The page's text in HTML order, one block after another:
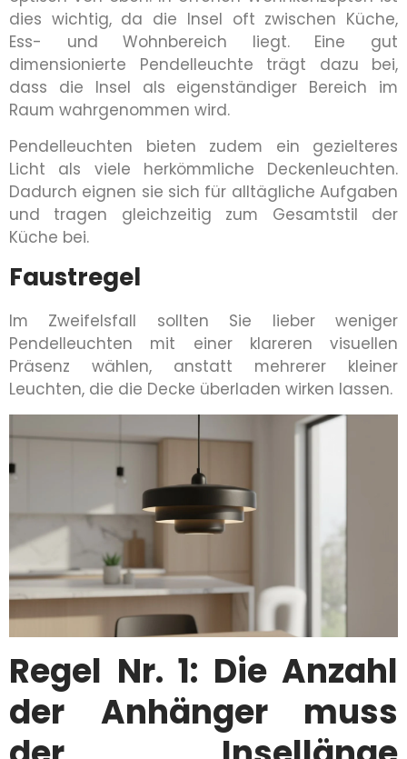
dies wichtig, da die Insel oft zwischen Küche,
Ess- und Wohnbereich liegt. Eine gut
dimensionierte Pendelleuchte trägt dazu bei,
dass die Insel als eigenständiger Bereich im
Raum wahrgenommen wird.
Pendelleuchten bieten zudem ein gezielteres
Licht als viele herkömmliche Deckenleuchten.
Dadurch eignen sie sich für alltägliche Aufgaben
und tragen gleichzeitig zum Gesamtstil der
Küche bei.
Faustregel
Im Zweifelsfall sollten Sie lieber weniger
Pendelleuchten mit einer klareren visuellen
Präsenz wählen, anstatt mehrerer kleiner
Leuchten, die die Decke überladen wirken lassen.
Regel Nr. 1: Die Anzahl
der Anhänger muss